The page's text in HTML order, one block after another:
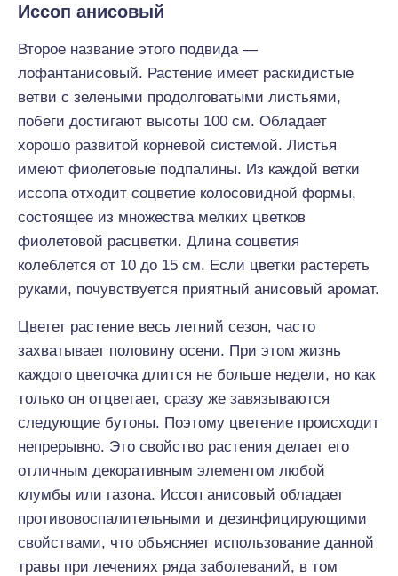
Иссоп анисовый
Второе название этого подвида —
лофантанисовый. Растение имеет раскидистые
ветви с зелеными продолговатыми листьями,
побеги достигают высоты 100 см. Обладает
хорошо развитой корневой системой. Листья
имеют фиолетовые подпалины. Из каждой ветки
иссопа отходит соцветие колосовидной формы,
состоящее из множества мелких цветков
фиолетовой расцветки. Длина соцветия
колеблется от 10 до 15 см. Если цветки растереть
руками, почувствуется приятный анисовый аромат.
Цветет растение весь летний сезон, часто
захватывает половину осени. При этом жизнь
каждого цветочка длится не больше недели, но как
только он отцветает, сразу же завязываются
следующие бутоны. Поэтому цветение происходит
непрерывно. Это свойство растения делает его
отличным декоративным элементом любой
клумбы или газона. Иссоп анисовый обладает
противовоспалительными и дезинфицирующими
свойствами, что объясняет использование данной
травы при лечениях ряда заболеваний, в том